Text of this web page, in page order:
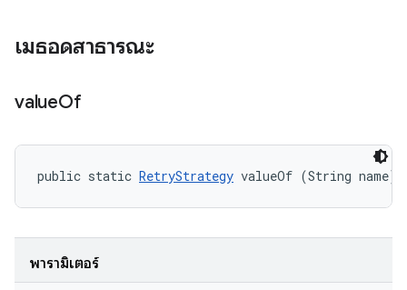
เมธอดสาธารณะ
valueOf
public static RetryStrategy valueOf (String name)
พารามิเตอร์